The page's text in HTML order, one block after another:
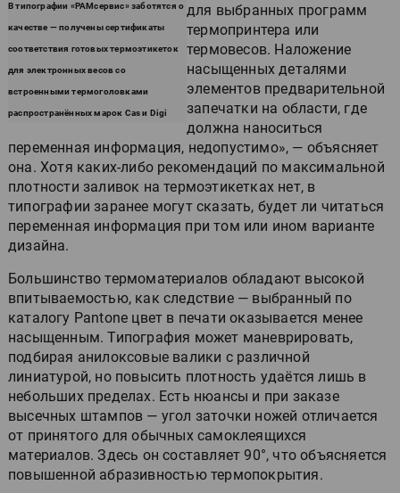
В типографии «РАМсервис» заботятся о
качестве — получены сертификаты
соответствия готовых термоэтикеток
для электронных весов со
встроенными термоголовками
распространённых марок Cas и Digi
для выбранных программ
термопринтера или
термовесов. Наложение
насыщенных деталями
элементов предварительной
запечатки на области, где
должна наноситься
переменная информация, недопустимо», — объясняет
она. Хотя каких-либо рекомендаций по максимальной
плотности заливок на термоэтикетках нет, в
типографии заранее могут сказать, будет ли читаться
переменная информация при том или ином варианте
дизайна.
Большинство термоматериалов обладают высокой
впитываемостью, как следствие — выбранный по
каталогу Pantone цвет в печати оказывается менее
насыщенным. Типография может маневрировать,
подбирая анилоксовые валики с различной
линиатурой, но повысить плотность удаётся лишь в
небольших пределах. Есть нюансы и при заказе
высечных штампов — угол заточки ножей отличается
от принятого для обычных самоклеящихся
материалов. Здесь он составляет 90°, что объясняется
повышенной абразивностью термопокрытия.